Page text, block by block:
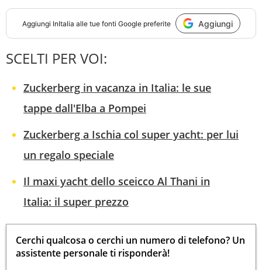
Aggiungi InItalia alle tue fonti Google preferite Aggiungi
SCELTI PER VOI:
Zuckerberg in vacanza in Italia: le sue
tappe dall'Elba a Pompei
Zuckerberg a Ischia col super yacht: per lui
un regalo speciale
Il maxi yacht dello sceicco Al Thani in
Italia: il super prezzo
Cerchi qualcosa o cerchi un numero di telefono? Un
assistente personale ti risponderà!